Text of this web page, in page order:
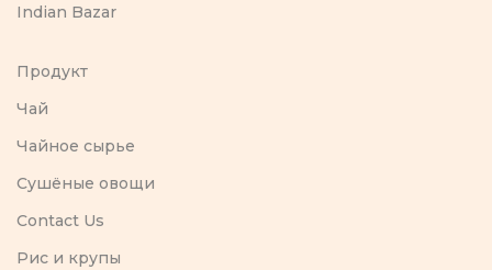
Indian Bazar
Продукт
Чай
Чайное сырье
Сушёные овощи
Contact Us
Рис и крупы